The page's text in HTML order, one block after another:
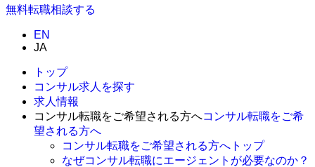
無料転職相談する
EN
JA
トップ
コンサル求人を探す
求人情報
コンサル転職をご希望される方へコンサル転職をご希
望される方へ
コンサル転職をご希望される方へトップ
なぜコンサル転職にエージェントが必要なのか？